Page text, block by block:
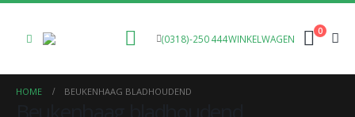
(0318)-250 444WINKELWAGEN
0
HOME BEUKENHAAG BLADHOUDEND